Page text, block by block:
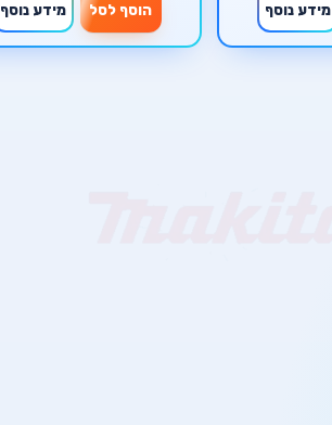
מידע נוסף הוסף לסל מידע נוסף